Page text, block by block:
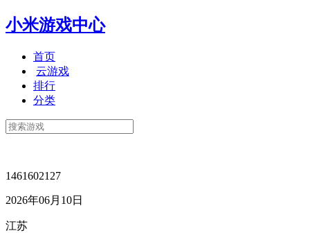
小米游戏中心
首页
云游戏
排行
分类
1461602127
2026年06月10日
江苏